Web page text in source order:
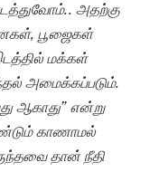
அதற்கு
பூஜைகள்
மக்கள்
அமைக்கப்படும்.
ஆகாது” என்று
காணாமல்
தான் நீதி